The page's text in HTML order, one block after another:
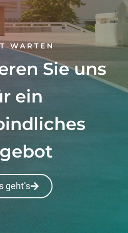
WARTEN
Sie uns
ein
geht’s